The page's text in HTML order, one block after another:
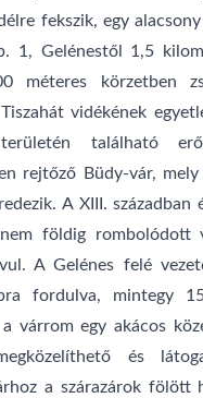
fekszik, egy
1, Gelénestől 1,5
méteres körzetben
vidékének
területén található
rejtőző Büdy-vár, mely
A XIII. században
földig rombolódott
A Gelénes felé
fordulva, mintegy
várrom egy akácos
és
a szárazárok fölött